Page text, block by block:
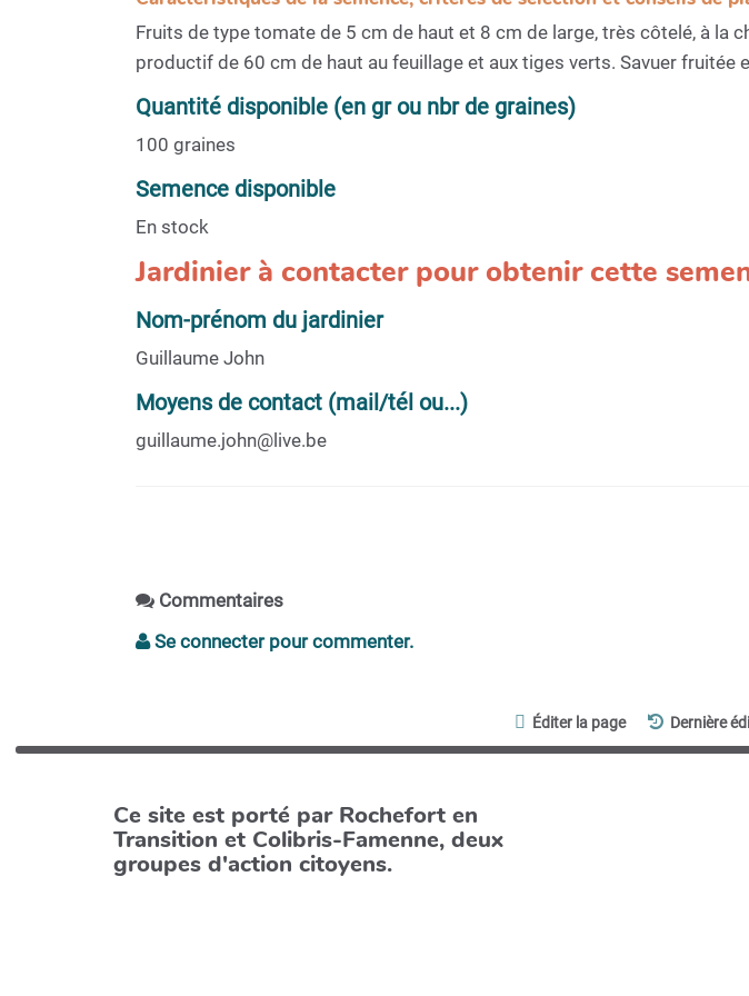
Fruits de type tomate de 5 cm de haut et 8 cm de large, très côtelé, à la
productif de 60 cm de haut au feuillage et aux tiges verts. Savuer fruitée
Quantité disponible (en gr ou nbr de graines)
100 graines
Semence disponible
En stock
Jardinier à contacter pour obtenir cette
Nom-prénom du jardinier
Guillaume John
Moyens de contact (mail/tél ou...)
guillaume.john@live.be
Commentaires
Se connecter pour commenter.
Éditer la page Dernière
Ce site est porté par Rochefort en
Transition et Colibris-Famenne, deux
groupes d'action citoyens.